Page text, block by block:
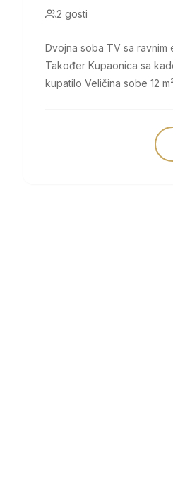
2 gosti
Dvojna soba TV sa ravnim ekranom Besplatan WiFi
Također Kupaonica sa kadom ili tušem Privatna
kupatilo Veličina sobe 12 m² 1 bračni krevet Udobni